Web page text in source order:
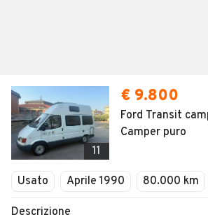
11
€ 9.800
Ford Transit
Camper puro
Usato Aprile 1990 80.000 km
Descrizione